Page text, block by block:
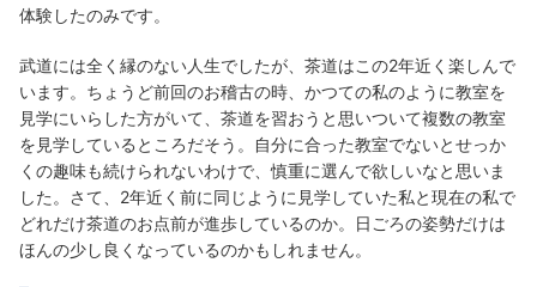
体験したのみです。
武道には全く縁のない人生でしたが、茶道はこの2年近く楽しんで
います。ちょうど前回のお稽古の時、かつての私のように教室を
見学にいらした方がいて、茶道を習おうと思いついて複数の教室
を見学しているところだそう。自分に合った教室でないとせっか
くの趣味も続けられないわけで、慎重に選んで欲しいなと思いま
した。さて、2年近く前に同じように見学していた私と現在の私で
どれだけ茶道のお点前が進歩しているのか。日ごろの姿勢だけは
ほんの少し良くなっているのかもしれません。